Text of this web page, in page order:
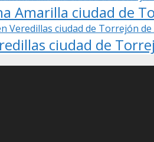
Amarilla ciudad de
ciudad de